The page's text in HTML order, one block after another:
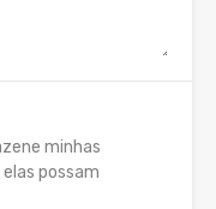
minhas
possam